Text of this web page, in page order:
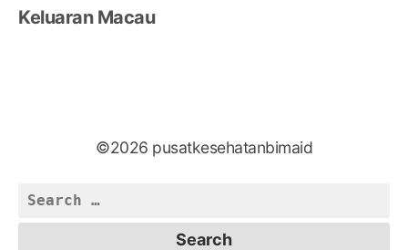
Keluaran Macau
©2026 pusatkesehatanbimaid
Search
for: